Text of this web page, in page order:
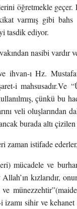
öğretmekle
varmış gibi bahs
tasdik ediyor.
nasibi vardır
ı Hz.
i
çünkü bu
veli oluşlarından
burada altı
zaman istifade
mücadele ve
kızlarıdır,
sihir ve